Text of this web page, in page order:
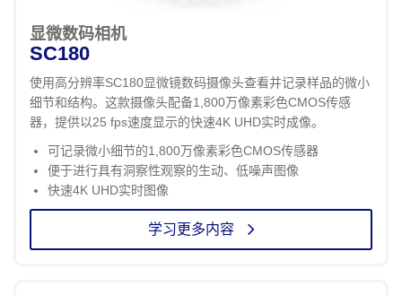
显微数码相机
SC180
使用高分辨率SC180显微镜数码摄像头查看并记录样品的微小
细节和结构。这款摄像头配备1,800万像素彩色CMOS传感
器，提供以25 fps速度显示的快速4K UHD实时成像。
可记录微小细节的1,800万像素彩色CMOS传感器
便于进行具有洞察性观察的生动、低噪声图像
快速4K UHD实时图像
学习更多内容